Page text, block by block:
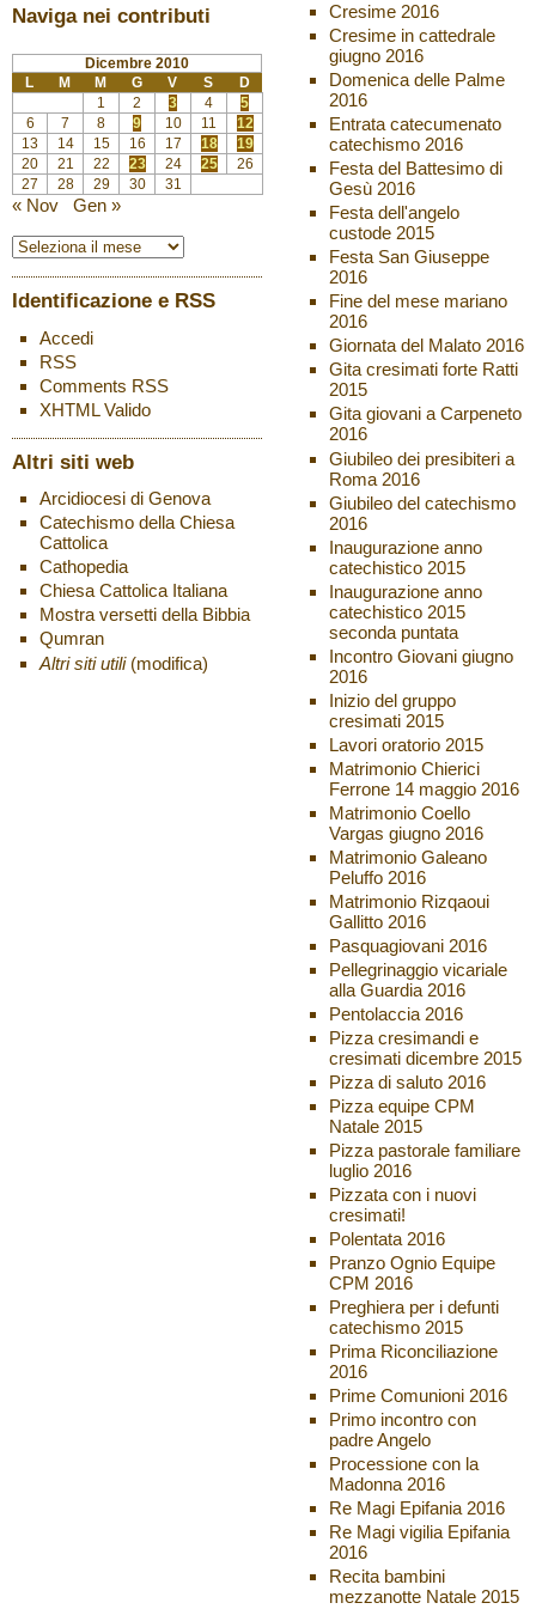
Naviga nei contributi
Dicembre 2010
L
M M G V S
D
1
2 3 4
5
6
7 8 9 10 11
12
13
14 15 16 17 18
19
20
21 22 23 24 25
26
27
28 29 30 31
« Nov Gen »
Identificazione e RSS
Accedi
RSS
Comments RSS
XHTMLValido
Altri siti web
Arcidiocesi di Genova
Catechismo della Chiesa
Cattolica
Cathopedia
Chiesa Cattolica Italiana
Mostra versetti della Bibbia
Qumran
Altri siti utili (modifica)
Cresime 2016
Cresime in cattedrale
giugno 2016
Domenica delle Palme
2016
Entrata catecumenato
catechismo 2016
Festa del Battesimo di
Gesù 2016
Festa dell'angelo
custode 2015
Festa San Giuseppe
2016
Fine del mese mariano
2016
Giornata del Malato 2016
Gita cresimati forte Ratti
2015
Gita giovani a Carpeneto
2016
Giubileo dei presibiteri a
Roma 2016
Giubileo del catechismo
2016
Inaugurazione anno
catechistico 2015
Inaugurazione anno
catechistico 2015
seconda puntata
Incontro Giovani giugno
2016
Inizio del gruppo
cresimati 2015
Lavori oratorio 2015
Matrimonio Chierici
Ferrone 14 maggio 2016
Matrimonio Coello
Vargas giugno 2016
Matrimonio Galeano
Peluffo 2016
Matrimonio Rizqaoui
Gallitto 2016
Pasquagiovani 2016
Pellegrinaggio vicariale
alla Guardia 2016
Pentolaccia 2016
Pizza cresimandi e
cresimati dicembre 2015
Pizza di saluto 2016
Pizza equipe CPM
Natale 2015
Pizza pastorale familiare
luglio 2016
Pizzata con i nuovi
cresimati!
Polentata 2016
Pranzo Ognio Equipe
CPM 2016
Preghiera per i defunti
catechismo 2015
Prima Riconciliazione
2016
Prime Comunioni 2016
Primo incontro con
padre Angelo
Processione con la
Madonna 2016
Re Magi Epifania 2016
Re Magi vigilia Epifania
2016
Recita bambini
mezzanotte Natale 2015